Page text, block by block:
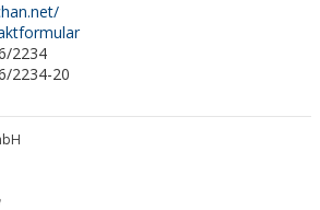
2234
2234-20